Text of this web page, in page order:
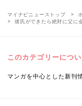
マイナビニューストップ
彼氏ができたら絶対に父に
このカテゴリーについ
マンガを中心とした新刊